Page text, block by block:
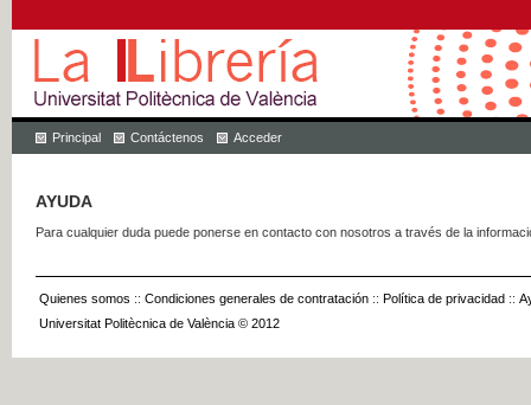
Principal Contáctenos Acceder
AYUDA
Para cualquier duda puede ponerse en contacto con nosotros a través de la
Quienes somos :: Condiciones generales de contratación :: Política de privacidad ::
Universitat Politècnica de València © 2012